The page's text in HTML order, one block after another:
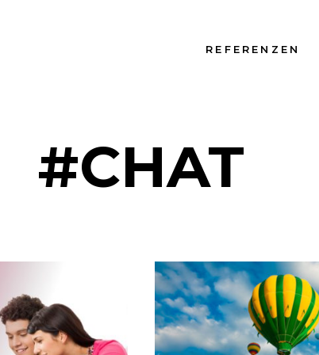
REFERENZEN
#CHAT